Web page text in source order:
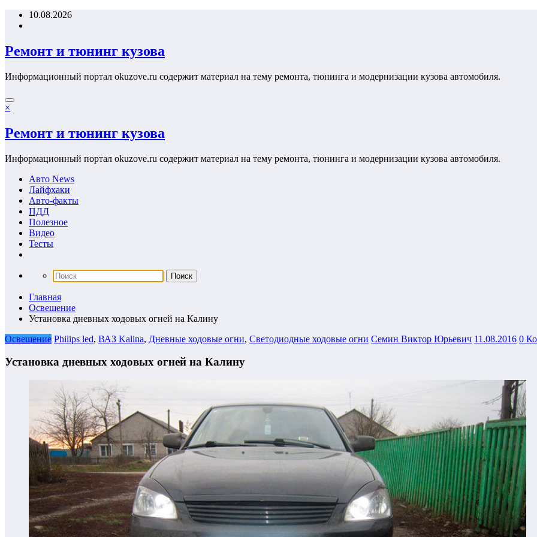
Перейти10.08.2026
Ремонт и тюнинг кузова
Информационный портал okuzove.ru содержит материал на тему ремонта, тюнинга и модернизации кузова автомобиля.
×
Ремонт и тюнинг кузова
Информационный портал okuzove.ru содержит материал на тему ремонта, тюнинга и модернизации кузова автомобиля.
Авто News
Лайфхаки
Авто-факты
ПДД
Полезное
Видео
Тесты
Главная
Освещение
Установка дневных ходовых огней на Калину
Освещение Philips led, ВАЗ Kalina, Дневные ходовые огни, Светодиодные ходовые огни Семин Виктор Юрьевич 11.08.2016 0
Установка дневных ходовых огней на Калину